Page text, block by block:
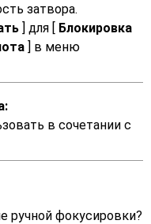
затвора.
] для [ Блокировка
] в меню
в сочетании с
ручной фокусировки?